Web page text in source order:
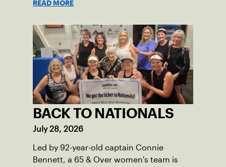
READ MORE
BACK TO NATIONALS
July 28, 2026
Led by 92-year-old captain Connie
Bennett, a 65 & Over women's team is